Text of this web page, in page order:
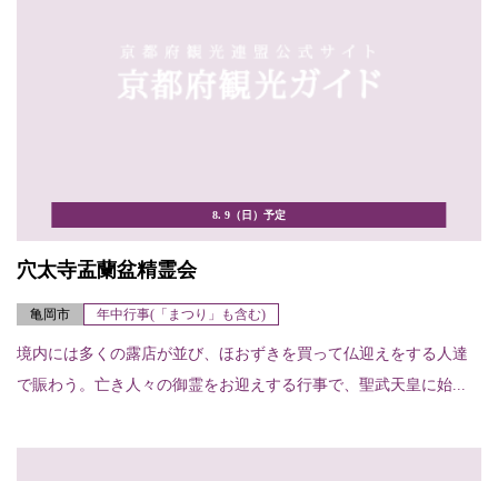
8. 9（日）予定
穴太寺盂蘭盆精霊会
亀岡市 年中行事(「まつり」も含む)
境内には多くの露店が並び、ほおずきを買って仏迎えをする人達
で賑わう。亡き人々の御霊をお迎えする行事で、聖武天皇に始...